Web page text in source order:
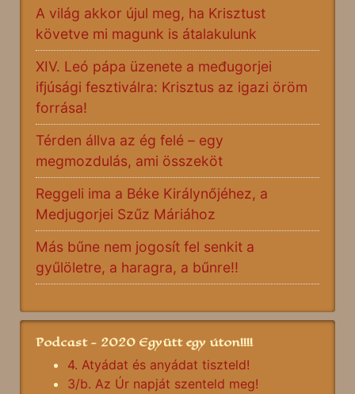
A világ akkor újul meg, ha Krisztust
követve mi magunk is átalakulunk
XIV. Leó pápa üzenete a međugorjei
ifjúsági fesztiválra: Krisztus az igazi öröm
forrása!
Térden állva az ég felé – egy
megmozdulás, ami összeköt
Reggeli ima a Béke Királynőjéhez, a
Medjugorjei Szűz Máriához
Más bűne nem jogosít fel senkit a
gyűlöletre, a haragra, a bűnre!!
Podcast - 2020 Együtt egy úton!!!!
4. Atyádat és anyádat tiszteld!
3/b. Az Úr napját szenteld meg!